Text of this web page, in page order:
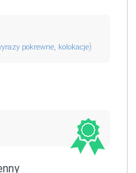
pokrewne, kolokacje)